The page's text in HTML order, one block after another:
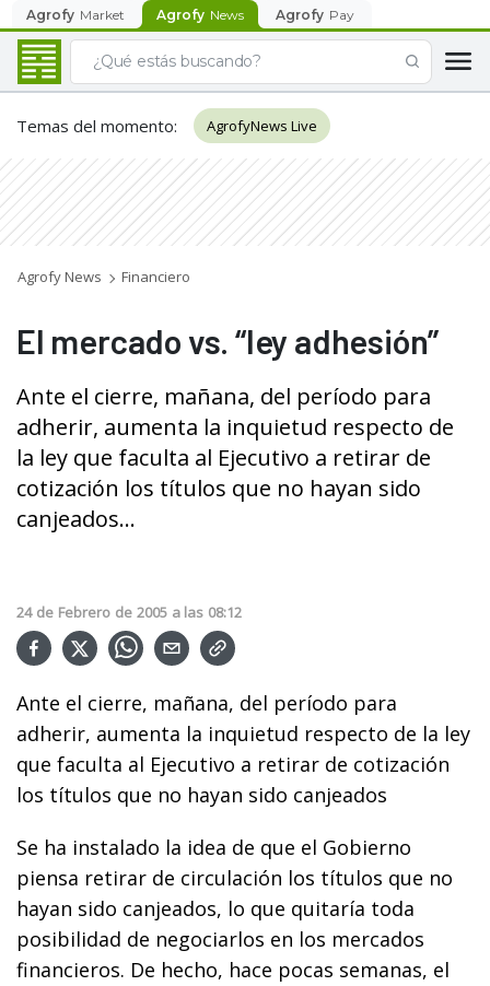
Agrofy Market Agrofy News Agrofy Pay
Temas del momento: AgrofyNews Live
Agrofy News Financiero
El mercado vs. “ley adhesión”
Ante el cierre, mañana, del período para
adherir, aumenta la inquietud respecto de
la ley que faculta al Ejecutivo a retirar de
cotización los títulos que no hayan sido
canjeados...
24 de Febrero de 2005 a las 08:12
Ante el cierre, mañana, del período para
adherir, aumenta la inquietud respecto de la ley
que faculta al Ejecutivo a retirar de cotización
los títulos que no hayan sido canjeados
Se ha instalado la idea de que el Gobierno
piensa retirar de circulación los títulos que no
hayan sido canjeados, lo que quitaría toda
posibilidad de negociarlos en los mercados
financieros. De hecho, hace pocas semanas, el